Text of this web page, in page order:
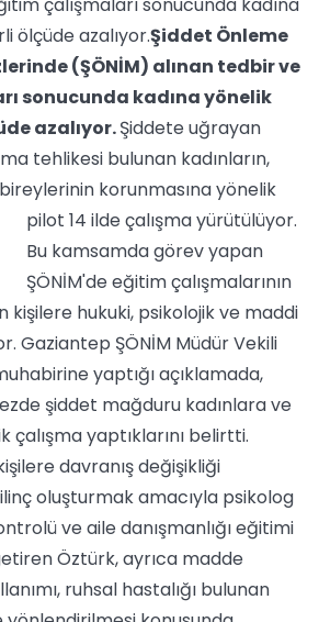
ölçüde azalıyor.Şiddet Önleme
(ŞÖNİM) alınan tedbir ve
sonucunda kadına yönelik
azalıyor.Şiddete uğrayan
tehlikesi bulunan kadınların,
korunmasına yönelik
pilot 14 ilde çalışma yürütülüyor.
Bu kamsamda görev yapan
ŞÖNİM'de eğitim çalışmalarının
kişilere hukuki, psikolojik ve maddi
Gaziantep ŞÖNİM Müdür Vekili
yaptığı açıklamada,
şiddet mağduru kadınlara ve
çalışma yaptıklarını belirtti.
davranış değişikliği
oluşturmak amacıyla psikolog
ve aile danışmanlığı eğitimi
Öztürk, ayrıca madde
ruhsal hastalığı bulunan